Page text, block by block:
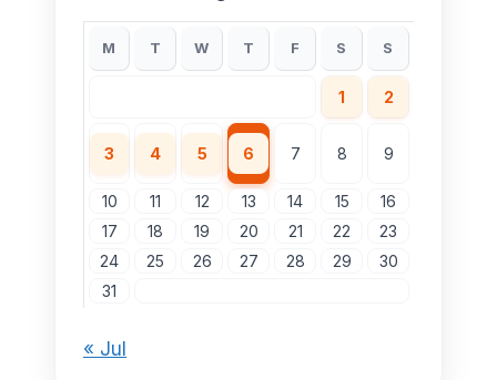
M T W T F S S
1 2
3 4 5 6 7 8 9
10 11 12 13 14 15
16
17
18 19 20 21 22
23
24
25 26 27 28 29
30
31
« Jul